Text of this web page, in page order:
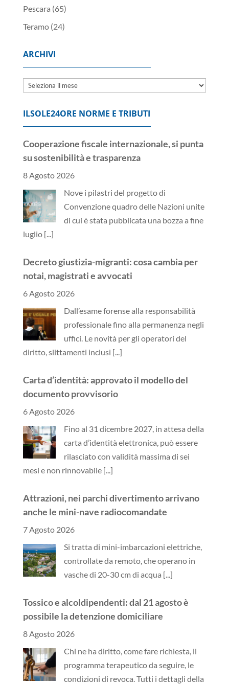
Pescara (65)
Teramo(24)
ARCHIVI
Archivi
ILSOLE24ORE NORME E TRIBUTI
Cooperazione fiscale internazionale, si punta
su sostenibilità e trasparenza
8 Agosto 2026
Nove i pilastri del progetto di
Convenzione quadro delle Nazioni unite
di cui è stata pubblicata una bozza a fine
luglio [...]
Decreto giustizia-migranti: cosa cambia per
notai, magistrati e avvocati
6 Agosto 2026
Dall’esame forense alla responsabilità
professionale fino alla permanenza negli
uffici. Le novità per gli operatori del
diritto, slittamenti inclusi [...]
Carta d’identità: approvato il modello del
documento provvisorio
6 Agosto 2026
Fino al 31 dicembre 2027, in attesa della
carta d’identità elettronica, può essere
rilasciato con validità massima di sei
mesi e non rinnovabile [...]
Attrazioni, nei parchi divertimento arrivano
anche le mini-nave radiocomandate
7 Agosto 2026
Si tratta di mini-imbarcazioni elettriche,
controllate da remoto, che operano in
vasche di 20-30 cm di acqua [...]
Tossico e alcoldipendenti: dal 21 agosto è
possibile la detenzione domiciliare
8 Agosto 2026
Chi ne ha diritto, come fare richiesta, il
programma terapeutico da seguire, le
condizioni di revoca. Tutti i dettagli della